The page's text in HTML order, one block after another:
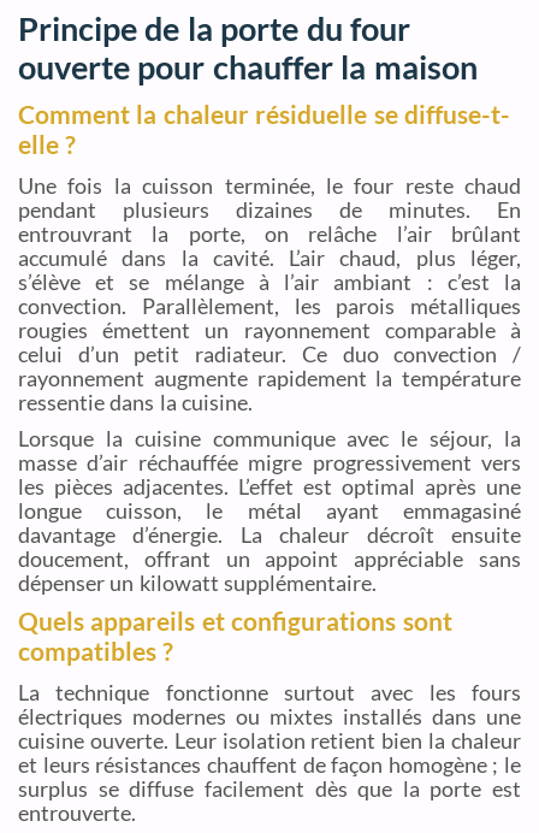
Principe de la porte du four
ouverte pour chauffer la maison
Comment la chaleur résiduelle se diffuse-t-
elle ?
Une fois la cuisson terminée, le four reste chaud
pendant plusieurs dizaines de minutes. En
entrouvrant la porte, on relâche l’air brûlant
accumulé dans la cavité. L’air chaud, plus léger,
s’élève et se mélange à l’air ambiant : c’est la
convection. Parallèlement, les parois métalliques
rougies émettent un rayonnement comparable à
celui d’un petit radiateur. Ce duo convection /
rayonnement augmente rapidement la température
ressentie dans la cuisine.
Lorsque la cuisine communique avec le séjour, la
masse d’air réchauffée migre progressivement vers
les pièces adjacentes. L’effet est optimal après une
longue cuisson, le métal ayant emmagasiné
davantage d’énergie. La chaleur décroît ensuite
doucement, offrant un appoint appréciable sans
dépenser un kilowatt supplémentaire.
Quels appareils et configurations sont
compatibles ?
La technique fonctionne surtout avec les fours
électriques modernes ou mixtes installés dans une
cuisine ouverte. Leur isolation retient bien la chaleur
et leurs résistances chauffent de façon homogène ; le
surplus se diffuse facilement dès que la porte est
entrouverte.